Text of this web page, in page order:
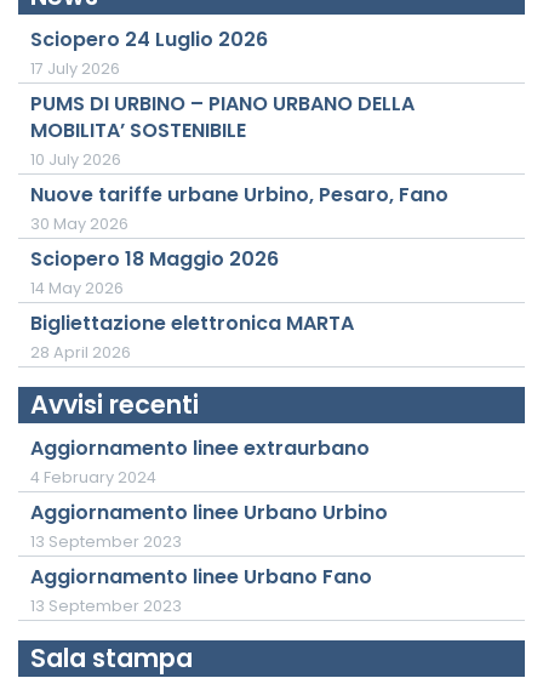
Sciopero 24 Luglio 2026
17 July 2026
PUMS DI URBINO – PIANO URBANO DELLA
MOBILITA’ SOSTENIBILE
10 July 2026
Nuove tariffe urbane Urbino, Pesaro, Fano
30 May 2026
Sciopero 18 Maggio 2026
14 May 2026
Bigliettazione elettronica MARTA
28 April 2026
Avvisi recenti
Aggiornamento linee extraurbano
4 February 2024
Aggiornamento linee Urbano Urbino
13 September 2023
Aggiornamento linee Urbano Fano
13 September 2023
Sala stampa